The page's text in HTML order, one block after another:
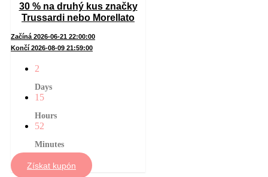
30 % na druhý kus značky
Trussardi nebo Morellato
Začíná 2026-06-21 22:00:00
Končí 2026-08-09 21:59:00
2
Days
15
Hours
52
Minutes
Získat kupón